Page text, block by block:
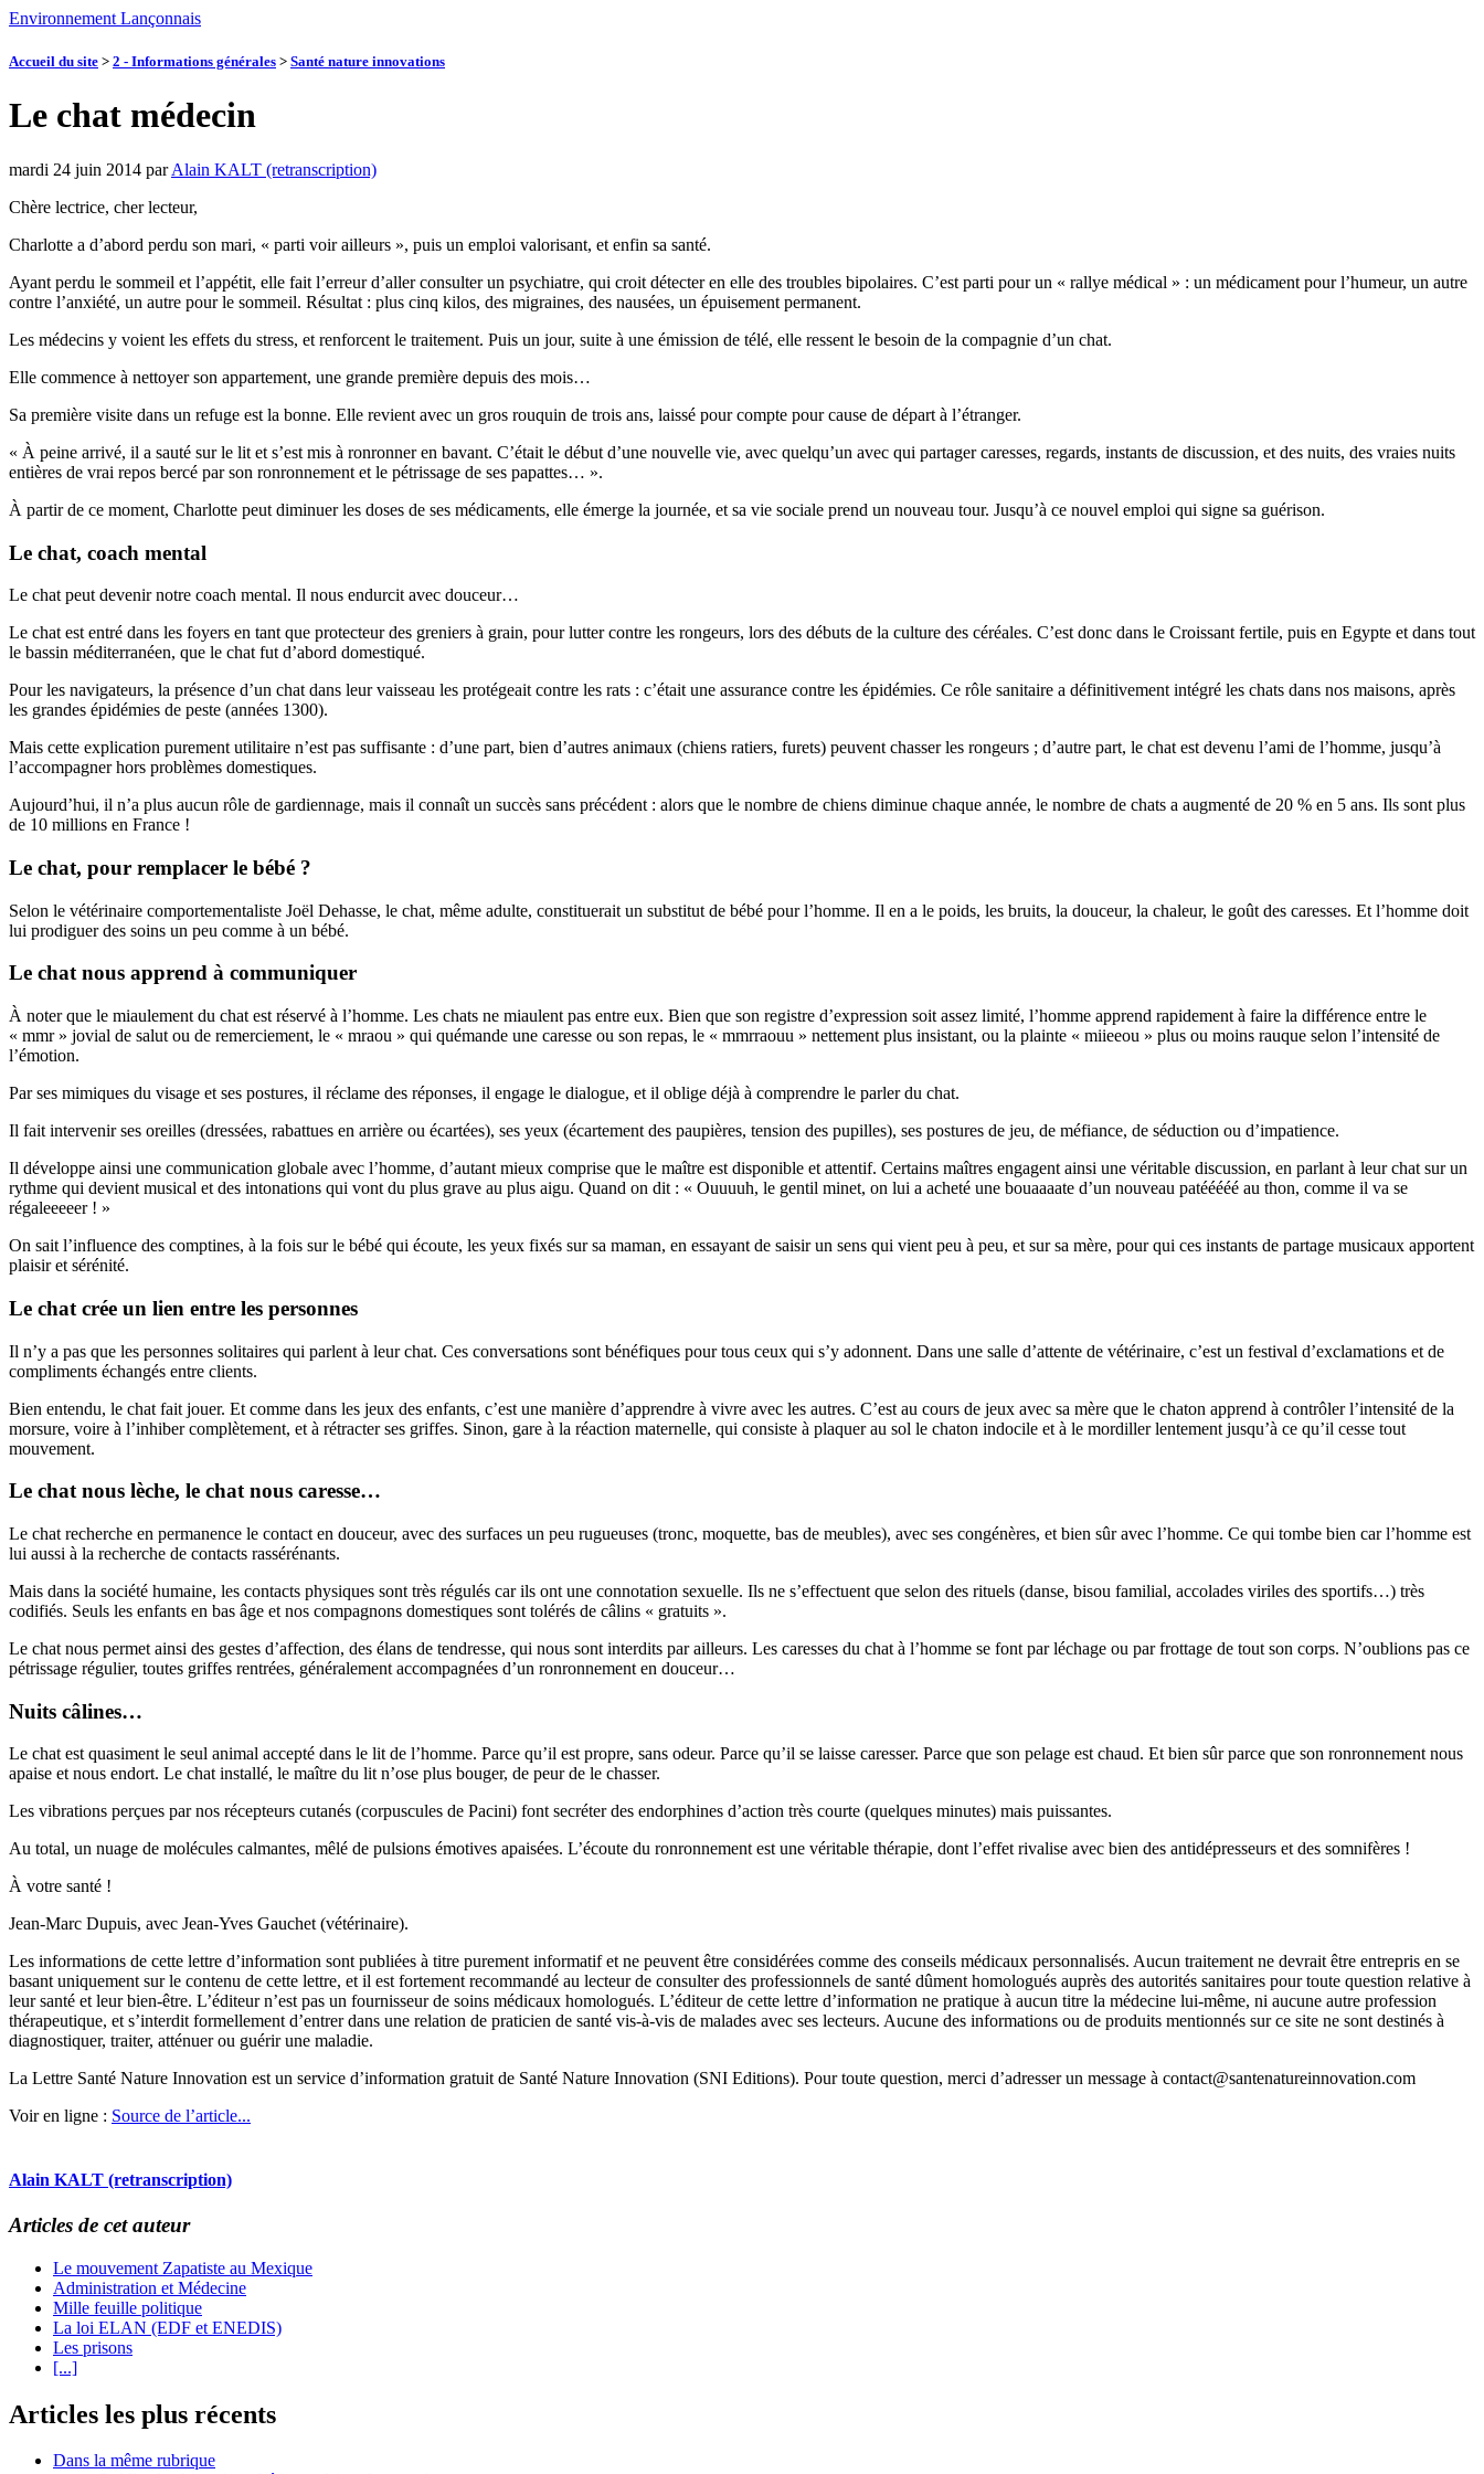
Environnement Lançonnais
Accueil du site > 2 - Informations générales > Santé nature innovations
Le chat médecin
mardi 24 juin 2014 parAlain KALT (retranscription)
Chère lectrice, cher lecteur,
Charlotte a d’abord perdu son mari, « parti voir ailleurs », puis un emploi valorisant, et enfin sa santé.
Ayant perdu le sommeil et l’appétit, elle fait l’erreur d’aller consulter un psychiatre, qui croit détecter en elle des troubles bipolaires. C’est parti pour un « rallye médical » : un médicament pour l’humeur, un autre
contre l’anxiété, un autre pour le sommeil. Résultat : plus cinq kilos, des migraines, des nausées, un épuisement permanent.
Les médecins y voient les effets du stress, et renforcent le traitement. Puis un jour, suite à une émission de télé, elle ressent le besoin de la compagnie d’un chat.
Elle commence à nettoyer son appartement, une grande première depuis des mois…
Sa première visite dans un refuge est la bonne. Elle revient avec un gros rouquin de trois ans, laissé pour compte pour cause de départ à l’étranger.
« À peine arrivé, il a sauté sur le lit et s’est mis à ronronner en bavant. C’était le début d’une nouvelle vie, avec quelqu’un avec qui partager caresses, regards, instants de discussion, et des nuits, des vraies nuits
entières de vrai repos bercé par son ronronnement et le pétrissage de ses papattes… ».
À partir de ce moment, Charlotte peut diminuer les doses de ses médicaments, elle émerge la journée, et sa vie sociale prend un nouveau tour. Jusqu’à ce nouvel emploi qui signe sa guérison.
Le chat, coach mental
Le chat peut devenir notre coach mental. Il nous endurcit avec douceur…
Le chat est entré dans les foyers en tant que protecteur des greniers à grain, pour lutter contre les rongeurs, lors des débuts de la culture des céréales. C’est donc dans le Croissant fertile, puis en Egypte et dans tout
le bassin méditerranéen, que le chat fut d’abord domestiqué.
Pour les navigateurs, la présence d’un chat dans leur vaisseau les protégeait contre les rats : c’était une assurance contre les épidémies. Ce rôle sanitaire a définitivement intégré les chats dans nos maisons, après
les grandes épidémies de peste (années 1300).
Mais cette explication purement utilitaire n’est pas suffisante : d’une part, bien d’autres animaux (chiens ratiers, furets) peuvent chasser les rongeurs ; d’autre part, le chat est devenu l’ami de l’homme, jusqu’à
l’accompagner hors problèmes domestiques.
Aujourd’hui, il n’a plus aucun rôle de gardiennage, mais il connaît un succès sans précédent : alors que le nombre de chiens diminue chaque année, le nombre de chats a augmenté de 20 % en 5 ans. Ils sont plus
de 10 millions en France !
Le chat, pour remplacer le bébé ?
Selon le vétérinaire comportementaliste Joël Dehasse, le chat, même adulte, constituerait un substitut de bébé pour l’homme. Il en a le poids, les bruits, la douceur, la chaleur, le goût des caresses. Et l’homme doit
lui prodiguer des soins un peu comme à un bébé.
Le chat nous apprend à communiquer
À noter que le miaulement du chat est réservé à l’homme. Les chats ne miaulent pas entre eux. Bien que son registre d’expression soit assez limité, l’homme apprend rapidement à faire la différence entre le
« mmr » jovial de salut ou de remerciement, le « mraou » qui quémande une caresse ou son repas, le « mmrraouu » nettement plus insistant, ou la plainte « miieeou » plus ou moins rauque selon l’intensité de
l’émotion.
Par ses mimiques du visage et ses postures, il réclame des réponses, il engage le dialogue, et il oblige déjà à comprendre le parler du chat.
Il fait intervenir ses oreilles (dressées, rabattues en arrière ou écartées), ses yeux (écartement des paupières, tension des pupilles), ses postures de jeu, de méfiance, de séduction ou d’impatience.
Il développe ainsi une communication globale avec l’homme, d’autant mieux comprise que le maître est disponible et attentif. Certains maîtres engagent ainsi une véritable discussion, en parlant à leur chat sur un
rythme qui devient musical et des intonations qui vont du plus grave au plus aigu. Quand on dit : « Ouuuuh, le gentil minet, on lui a acheté une bouaaaate d’un nouveau patééééé au thon, comme il va se
régaleeeeer ! »
On sait l’influence des comptines, à la fois sur le bébé qui écoute, les yeux fixés sur sa maman, en essayant de saisir un sens qui vient peu à peu, et sur sa mère, pour qui ces instants de partage musicaux apportent
plaisir et sérénité.
Le chat crée un lien entre les personnes
Il n’y a pas que les personnes solitaires qui parlent à leur chat. Ces conversations sont bénéfiques pour tous ceux qui s’y adonnent. Dans une salle d’attente de vétérinaire, c’est un festival d’exclamations et de
compliments échangés entre clients.
Bien entendu, le chat fait jouer. Et comme dans les jeux des enfants, c’est une manière d’apprendre à vivre avec les autres. C’est au cours de jeux avec sa mère que le chaton apprend à contrôler l’intensité de la
morsure, voire à l’inhiber complètement, et à rétracter ses griffes. Sinon, gare à la réaction maternelle, qui consiste à plaquer au sol le chaton indocile et à le mordiller lentement jusqu’à ce qu’il cesse tout
mouvement.
Le chat nous lèche, le chat nous caresse…
Le chat recherche en permanence le contact en douceur, avec des surfaces un peu rugueuses (tronc, moquette, bas de meubles), avec ses congénères, et bien sûr avec l’homme. Ce qui tombe bien car l’homme est
lui aussi à la recherche de contacts rassérénants.
Mais dans la société humaine, les contacts physiques sont très régulés car ils ont une connotation sexuelle. Ils ne s’effectuent que selon des rituels (danse, bisou familial, accolades viriles des sportifs…) très
codifiés. Seuls les enfants en bas âge et nos compagnons domestiques sont tolérés de câlins « gratuits ».
Le chat nous permet ainsi des gestes d’affection, des élans de tendresse, qui nous sont interdits par ailleurs. Les caresses du chat à l’homme se font par léchage ou par frottage de tout son corps. N’oublions pas ce
pétrissage régulier, toutes griffes rentrées, généralement accompagnées d’un ronronnement en douceur…
Nuits câlines…
Le chat est quasiment le seul animal accepté dans le lit de l’homme. Parce qu’il est propre, sans odeur. Parce qu’il se laisse caresser. Parce que son pelage est chaud. Et bien sûr parce que son ronronnement nous
apaise et nous endort. Le chat installé, le maître du lit n’ose plus bouger, de peur de le chasser.
Les vibrations perçues par nos récepteurs cutanés (corpuscules de Pacini) font secréter des endorphines d’action très courte (quelques minutes) mais puissantes.
Au total, un nuage de molécules calmantes, mêlé de pulsions émotives apaisées. L’écoute du ronronnement est une véritable thérapie, dont l’effet rivalise avec bien des antidépresseurs et des somnifères !
À votre santé !
Jean-Marc Dupuis, avec Jean-Yves Gauchet (vétérinaire).
Les informations de cette lettre d’information sont publiées à titre purement informatif et ne peuvent être considérées comme des conseils médicaux personnalisés. Aucun traitement ne devrait être entrepris en se
basant uniquement sur le contenu de cette lettre, et il est fortement recommandé au lecteur de consulter des professionnels de santé dûment homologués auprès des autorités sanitaires pour toute question relative à
leur santé et leur bien-être. L’éditeur n’est pas un fournisseur de soins médicaux homologués. L’éditeur de cette lettre d’information ne pratique à aucun titre la médecine lui-même, ni aucune autre profession
thérapeutique, et s’interdit formellement d’entrer dans une relation de praticien de santé vis-à-vis de malades avec ses lecteurs. Aucune des informations ou de produits mentionnés sur ce site ne sont destinés à
diagnostiquer, traiter, atténuer ou guérir une maladie.
La Lettre Santé Nature Innovation est un service d’information gratuit de Santé Nature Innovation (SNI Editions). Pour toute question, merci d’adresser un message à contact@santenatureinnovation.com
Voir en ligne : Source de l’article...
Alain KALT (retranscription)
Articles de cet auteur
Le mouvement Zapatiste au Mexique
Administration et Médecine
Mille feuille politique
La loi ELAN (EDF et ENEDIS)
Les prisons
[...]
Articles les plus récents
Dans la même rubrique